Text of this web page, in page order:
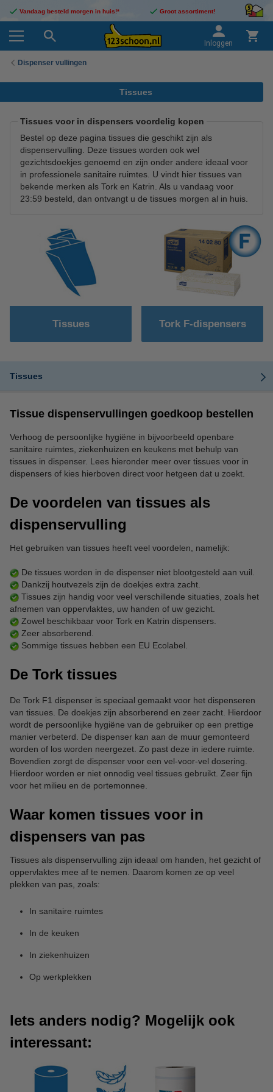
Vandaag besteld morgen in huis!* Groot assortiment!
Inloggen
Dispenser vullingen
Tissues
Tissues voor in dispensers voordelig kopen
Bestel op deze pagina tissues die geschikt zijn als
dispenservulling. Deze tissues worden ook wel
gezichtsdoekjes genoemd en zijn onder andere ideaal voor
in professionele sanitaire ruimtes. U vindt hier tissues van
bekende merken als Tork en Katrin. Als u vandaag voor
23:59 besteld, dan ontvangt u de tissues morgen al in huis.
Tissues Tork F-dispensers
Tissues
Tissue dispenservullingen goedkoop bestellen
Verhoog de persoonlijke hygiëne in bijvoorbeeld openbare
sanitaire ruimtes, ziekenhuizen en keukens met behulp van
tissues in dispenser. Lees hieronder meer over tissues voor in
dispensers of kies hierboven direct voor hetgeen dat u zoekt.
De voordelen van tissues als
dispenservulling
Het gebruiken van tissues heeft veel voordelen, namelijk:
De tissues worden in de dispenser niet blootgesteld aan vuil.
Dankzij houtvezels zijn de doekjes extra zacht.
Tissues zijn handig voor veel verschillende situaties, zoals het
afnemen van oppervlaktes, uw handen of uw gezicht.
Zowel beschikbaar voor Tork en Katrin dispensers.
Zeer absorberend.
Sommige tissues hebben een EU Ecolabel.
De Tork tissues
De Tork F1 dispenser is speciaal gemaakt voor het dispenseren
van tissues. De doekjes zijn absorberend en zeer zacht. Hierdoor
wordt de persoonlijke hygiëne van de gebruiker op een prettige
manier verbeterd. De dispenser kan aan de muur gemonteerd
worden of los worden neergezet. Zo past deze in iedere ruimte.
Bovendien zorgt de dispenser voor een vel-voor-vel dosering.
Hierdoor worden er niet onnodig veel tissues gebruikt. Zeer fijn
voor het milieu en de portemonnee.
Waar komen tissues voor in
dispensers van pas
Tissues als dispenservulling zijn ideaal om handen, het gezicht of
oppervlaktes mee af te nemen. Daarom komen ze op veel
plekken van pas, zoals:
In sanitaire ruimtes
In de keuken
In ziekenhuizen
Op werkplekken
Iets anders nodig? Mogelijk ook
interessant: